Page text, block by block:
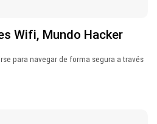
Wifi, Mundo Hacker
para navegar de forma segura a través